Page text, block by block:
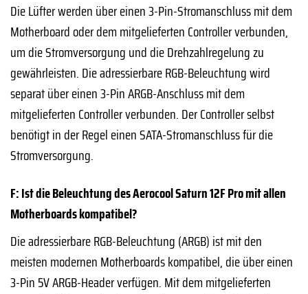
Die Lüfter werden über einen 3-Pin-Stromanschluss mit dem
Motherboard oder dem mitgelieferten Controller verbunden,
um die Stromversorgung und die Drehzahlregelung zu
gewährleisten. Die adressierbare RGB-Beleuchtung wird
separat über einen 3-Pin ARGB-Anschluss mit dem
mitgelieferten Controller verbunden. Der Controller selbst
benötigt in der Regel einen SATA-Stromanschluss für die
Stromversorgung.
F: Ist die Beleuchtung des Aerocool Saturn 12F Pro mit allen
Motherboards kompatibel?
Die adressierbare RGB-Beleuchtung (ARGB) ist mit den
meisten modernen Motherboards kompatibel, die über einen
3-Pin 5V ARGB-Header verfügen. Mit dem mitgelieferten